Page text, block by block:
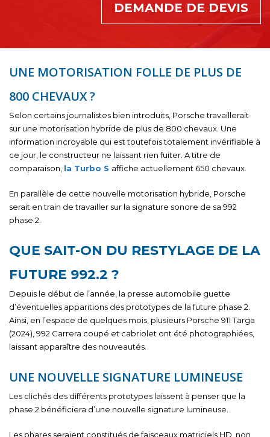
DEMANDE DE DEVIS
UNE MOTORISATION FOLLE DE PLUS DE
800 CHEVAUX ?
Selon certains journalistes bien introduits, Porsche travaillerait
sur une motorisation hybride de plus de 800 chevaux. Une
information incroyable qui est toutefois totalement invérifiable à
ce jour, le constructeur ne laissant rien fuiter. A titre de
comparaison, la Turbo S affiche actuellement 650 chevaux.
En parallèle de cette nouvelle motorisation hybride, Porsche
serait en train de travailler sur la signature sonore de sa 992
phase 2.
QUE SAIT-ON DU RESTYLAGE DE LA
FUTURE 992.2 ?
Depuis le début de l’année, la presse automobile guette
d’éventuelles apparitions des prototypes de la future phase 2.
Ainsi, en l’espace de quelques mois, plusieurs Porsche 911 Targa
(2024), 992 Carrera coupé et cabriolet ont été photographiées,
laissant apparaître des nouveautés.
UNE NOUVELLE SIGNATURE LUMINEUSE
Les clichés des différents prototypes laissent à penser que la
phase 2 bénéficiera d’une nouvelle signature lumineuse.
Les phares seraient constitués de faisceaux matriciels HD, non